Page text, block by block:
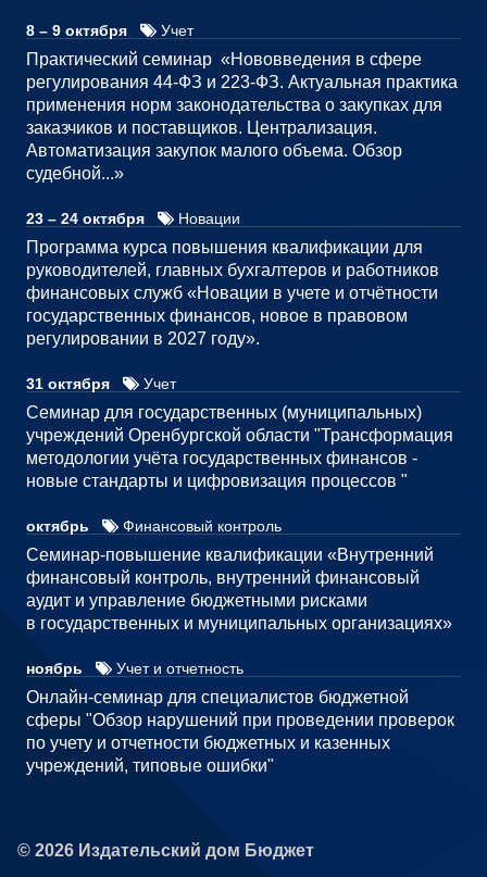
8 – 9 октября Учет
Практический семинар «Нововведения в сфере
регулирования 44-ФЗ и 223-ФЗ. Актуальная практика
применения норм законодательства о закупках для
заказчиков и поставщиков. Централизация.
Автоматизация закупок малого объема. Обзор
судебной...»
23 – 24 октября Новации
Программа курса повышения квалификации для
руководителей, главных бухгалтеров и работников
финансовых служб «Новации в учете и отчётности
государственных финансов, новое в правовом
регулировании в 2027 году».
31 октября Учет
Семинар для государственных (муниципальных)
учреждений Оренбургской области "Трансформация
методологии учёта государственных финансов -
новые стандарты и цифровизация процессов "
октябрь Финансовый контроль
Семинар-повышение квалификации «Внутренний
финансовый контроль, внутренний финансовый
аудит и управление бюджетными рисками
в государственных и муниципальных организациях»
ноябрь Учет и отчетность
Онлайн-семинар для специалистов бюджетной
сферы "Обзор нарушений при проведении проверок
по учету и отчетности бюджетных и казенных
учреждений, типовые ошибки"
© 2026 Издательский дом Бюджет